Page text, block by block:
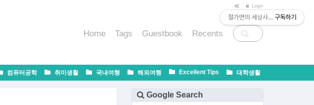
Login
Home Tags Guestbook Recents
컴퓨터공학 취미생활 국내여행 해외여행 Excellent Tips
대학생활
Google Search
티스토리툴바 철가면의 세상사는 법구독하기